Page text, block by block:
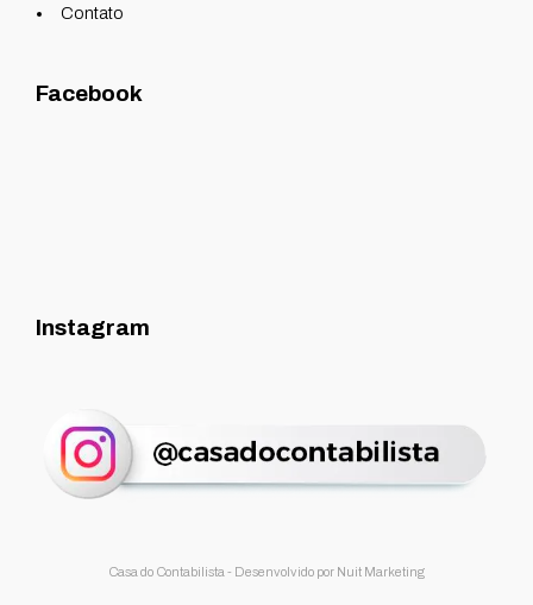
Contato
Facebook
Instagram
Casa do Contabilista - Desenvolvido por Nuit Marketing